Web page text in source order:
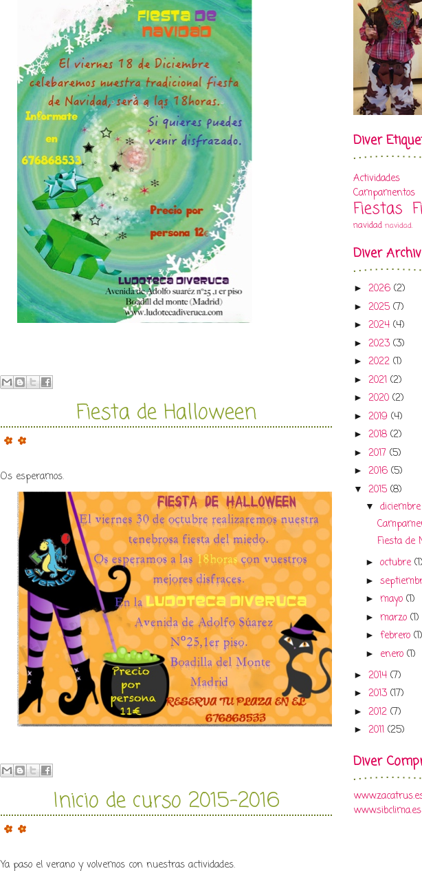
Fiesta de Halloween
Os esperamos.
Inicio de curso 2015-2016
Ya paso el verano y volvemos con nuestras actividades.
Diver
Actividades
Campamentos
Fiestas
navidad navidad.
Diver
► 2026 (2)
► 2025 (7)
► 2024 (4)
► 2023 (3)
► 2022 (1)
► 2021 (2)
► 2020 (2)
► 2019 (4)
► 2018 (2)
► 2017 (5)
► 2016 (5)
▼ 2015 (8)
▼
Fiesta de
► octubre
►
► mayo (1)
► marzo (1)
► febrero (1)
► enero (1)
► 2014 (7)
► 2013 (17)
► 2012 (7)
► 2011 (25)
Diver
www.sibclima.es